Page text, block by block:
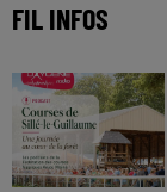
FIL INFOS